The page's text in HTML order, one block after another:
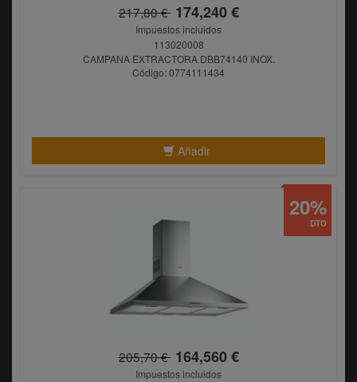
217,80 €174,240 €
Impuestos incluidos
113020008
CAMPANA EXTRACTORA DBB74140 INOX.
Código: 0774111434
Añadir
205,70 €164,560 €
Impuestos incluidos
DTO
20%